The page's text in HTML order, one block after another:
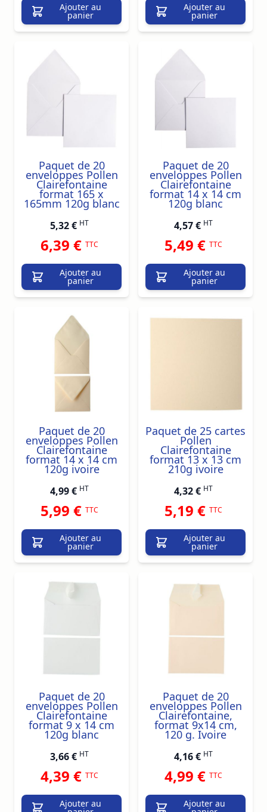
Ajouter au
panier
Ajouter au
panier
Paquet de 20
enveloppes Pollen
Clairefontaine
format 165 x
165mm 120g blanc
5,32 € HT
6,39 € TTC
Ajouter au
panier
Paquet de 20
enveloppes Pollen
Clairefontaine
format 14 x 14 cm
120g blanc
4,57 € HT
5,49 € TTC
Ajouter au
panier
Paquet de 20
enveloppes Pollen
Clairefontaine
format 14 x 14 cm
120g ivoire
4,99 € HT
5,99 € TTC
Ajouter au
panier
Paquet de 25 cartes
Pollen
Clairefontaine
format 13 x 13 cm
210g ivoire
4,32 € HT
5,19 € TTC
Ajouter au
panier
Paquet de 20
enveloppes Pollen
Clairefontaine
format 9 x 14 cm
120g blanc
3,66 € HT
4,39 € TTC
Ajouter au
Paquet de 20
enveloppes Pollen
Clairefontaine,
format 9x14 cm,
120 g. Ivoire
4,16 € HT
4,99 € TTC
Ajouter au